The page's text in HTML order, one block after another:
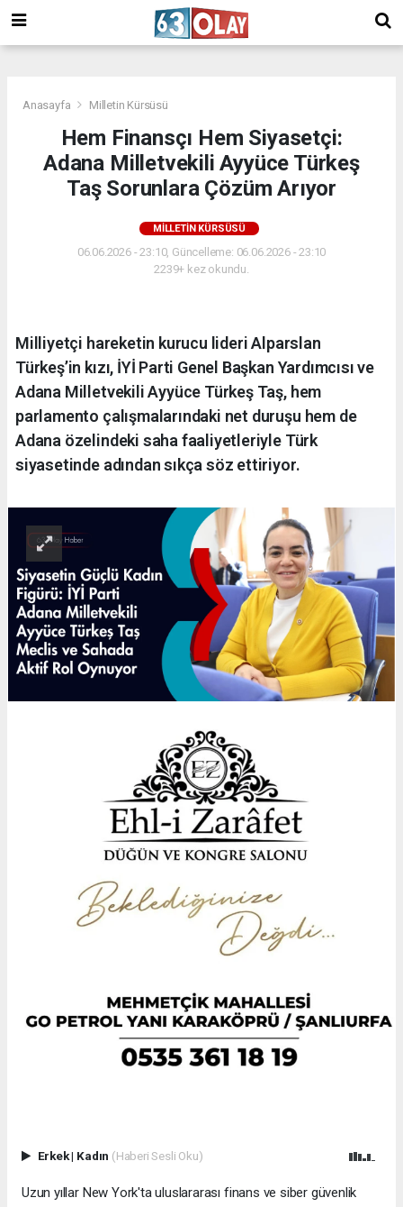
Anasayfa Milletin Kürsüsü
Hem Finansçı Hem Siyasetçi:
Adana Milletvekili Ayyüce Türkeş
Taş Sorunlara Çözüm Arıyor
MILLETIN KÜRSÜSÜ
06.06.2026 - 23:10, Güncelleme: 06.06.2026 - 23:10
2239+ kez okundu.
Milliyetçi hareketin kurucu lideri Alparslan
Türkeş’in kızı, İYİ Parti Genel Başkan Yardımcısı ve
Adana Milletvekili Ayyüce Türkeş Taş, hem
parlamento çalışmalarındaki net duruşu hem de
Adana özelindeki saha faaliyetleriyle Türk
siyasetinde adından sıkça söz ettiriyor.
Erkek| Kadın (Haberi Sesli Oku)
Uzun yıllar New York'ta uluslararası finans ve siber güvenlik